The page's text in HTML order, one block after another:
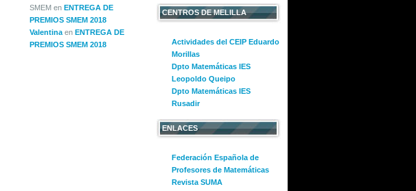
SMEM en ENTREGA DE
PREMIOS SMEM 2018
Valentina en ENTREGA DE
PREMIOS SMEM 2018
CENTROS DE MELILLA
Actividades del CEIP Eduardo
Morillas
Dpto Matemáticas IES
Leopoldo Queipo
Dpto Matemáticas IES
Rusadir
ENLACES
Federación Española de
Profesores de Matemáticas
Revista SUMA